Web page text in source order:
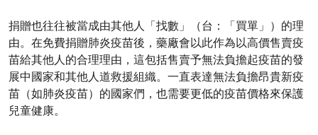
捐贈也往往被當成由其他人「找數」（台：「買單」）的理
由。在免費捐贈肺炎疫苗後，藥廠會以此作為以高價售賣疫
苗給其他人的合理理由，這包括售賣予無法負擔起疫苗的發
展中國家和其他人道救援組織。一直表達無法負擔昂貴新疫
苗（如肺炎疫苗）的國家們，也需要更低的疫苗價格來保護
兒童健康。